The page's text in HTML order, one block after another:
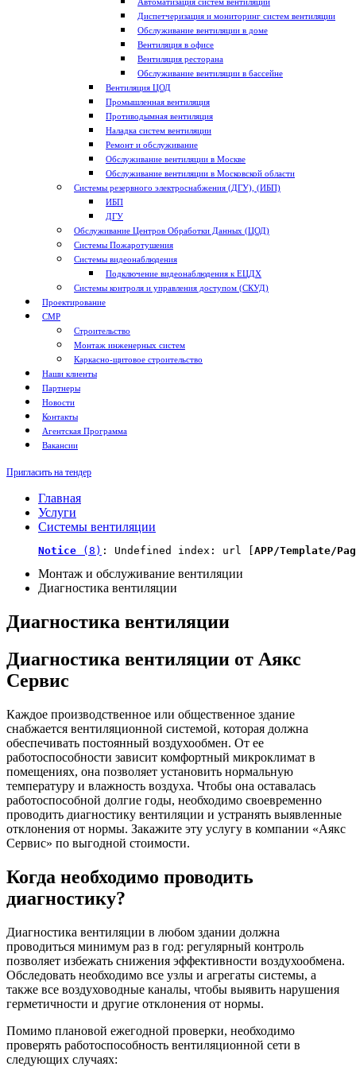
Диспетчеризация и мониторинг систем вентиляции
Обслуживание вентиляции в доме
Вентиляция в офисе
Вентиляция ресторана
Обслуживание вентиляции в бассейне
Вентиляция ЦОД
Промышленная вентиляция
Противодымная вентиляция
Наладка систем вентиляции
Ремонт и обслуживание
Обслуживание вентиляции в Москве
Обслуживание вентиляции в Московской области
Системы резервного электроснабжения (ДГУ), (ИБП)
ИБП
ДГУ
Обслуживание Центров Обработки Данных (ЦОД)
Системы Пожаротушения
Системы видеонаблюдения
Подключение видеонаблюдения к ЕЦДХ
Системы контроля и управления доступом (СКУД)
Проектирование
СМР
Строительство
Монтаж инженерных систем
Каркасно-щитовое строительство
Наши клиенты
Партнеры
Новости
Контакты
Агентская Программа
Вакансии
Пригласить на тендер
Главная
Услуги
Системы вентиляции
Notice (8) : Undefined index: url [ APP/Template/
Монтаж и обслуживание вентиляции
Диагностика вентиляции
Диагностика вентиляции
Диагностика вентиляции от Аякс
Сервис
Каждое производственное или общественное здание
снабжается вентиляционной системой, которая должна
обеспечивать постоянный воздухообмен. От ее
работоспособности зависит комфортный микроклимат в
помещениях, она позволяет установить нормальную
температуру и влажность воздуха. Чтобы она оставалась
работоспособной долгие годы, необходимо своевременно
проводить диагностику вентиляции и устранять выявленные
отклонения от нормы. Закажите эту услугу в компании «Аякс
Сервис» по выгодной стоимости.
Когда необходимо проводить
диагностику?
Диагностика вентиляции в любом здании должна
проводиться минимум раз в год: регулярный контроль
позволяет избежать снижения эффективности воздухообмена.
Обследовать необходимо все узлы и агрегаты системы, а
также все воздуховодные каналы, чтобы выявить нарушения
герметичности и другие отклонения от нормы.
Помимо плановой ежегодной проверки, необходимо
проверять работоспособность вентиляционной сети в
следующих случаях: